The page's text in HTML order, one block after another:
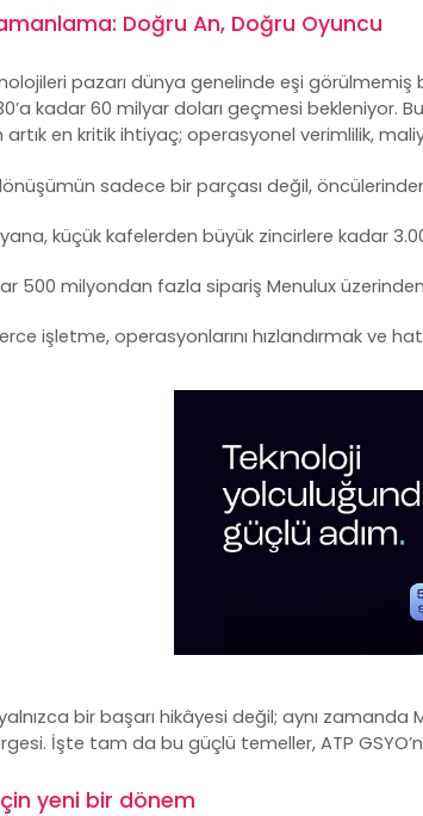
Doğru An, Doğru Oyuncu
pazarı dünya genelinde eşi görülmemiş
kadar 60 milyar doları geçmesi
en kritik ihtiyaç; operasyonel verimlilik,
sadece bir parçası değil,
yana, küçük kafelerden büyük zincirlere kadar
500 milyondan fazla sipariş Menulux
işletme, operasyonlarını hızlandırmak ve
bir başarı hikâyesi değil; aynı
İşte tam da bu güçlü temeller, ATP
yeni bir dönem